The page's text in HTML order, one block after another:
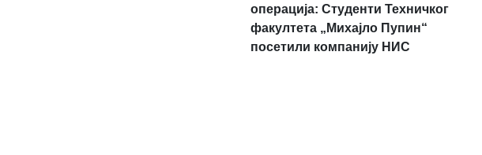
операција: Студенти Техничког
факултета „Михајло Пупин“
посетили компанију НИС